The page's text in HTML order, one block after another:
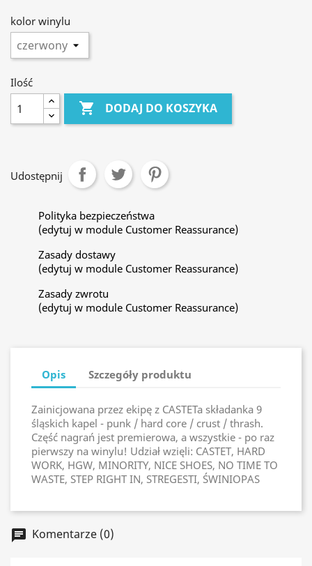
kolor winylu
Ilość
 DODAJ DO KOSZYKA
Udostępnij
Polityka bezpieczeństwa
(edytuj w module Customer Reassurance)
Zasady dostawy
(edytuj w module Customer Reassurance)
Zasady zwrotu
(edytuj w module Customer Reassurance)
Opis Szczegóły produktu
Zainicjowana przez ekipę z CASTETa składanka 9
śląskich kapel - punk / hard core / crust / thrash.
Część nagrań jest premierowa, a wszystkie - po raz
pierwszy na winylu! Udział wzięli: CASTET, HARD
WORK, HGW, MINORITY, NICE SHOES, NO TIME TO
WASTE, STEP RIGHT IN, STREGESTI, ŚWINIOPAS
chat Komentarze (0)